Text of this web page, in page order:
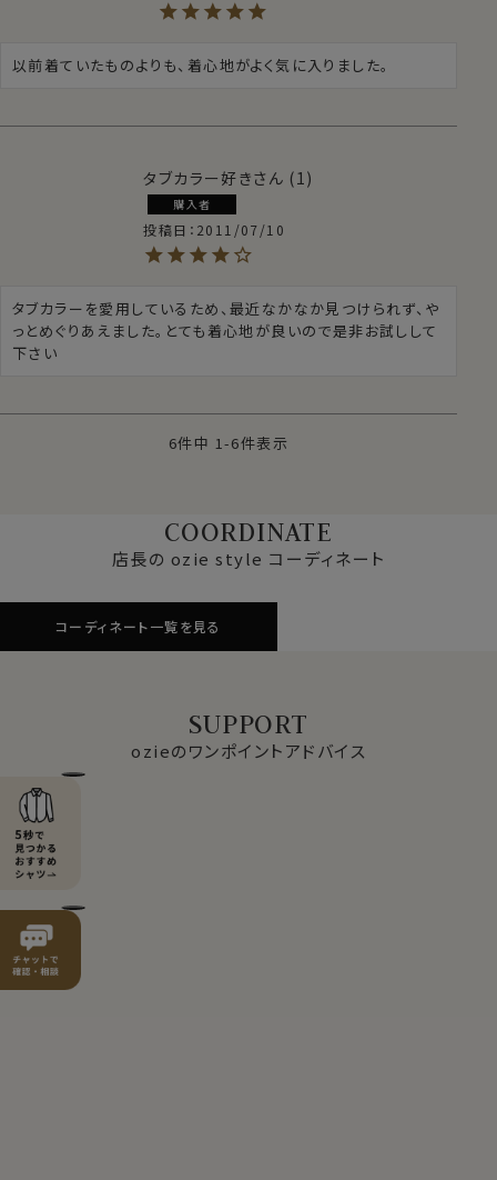
以前着ていたものよりも、着心地がよく気に入りました。
タブカラー好き 1
購入者
投稿日 2011/07/10
タブカラーを愛用しているため、最近なかなか見つけられず、や
っとめぐりあえました。とても着心地が良いので是非お試しして
下さい
6件中 1-6件表示
COORDINATE
店長の ozie style コーディネート
コーディネート一覧を見る
SUPPORT
ozieのワンポイントアドバイス